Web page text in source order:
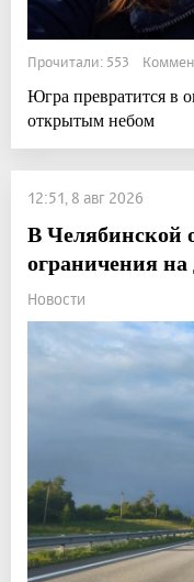
Прочитали: 553
Югра превратится в
открытым небом
12:51, 8 авг 2026
В Челябинской
ограничения на
Новости